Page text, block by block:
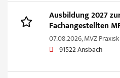
Ausbildung 2027
Fachangestellten
07.08.2026,MVZ
91522 Ansbach